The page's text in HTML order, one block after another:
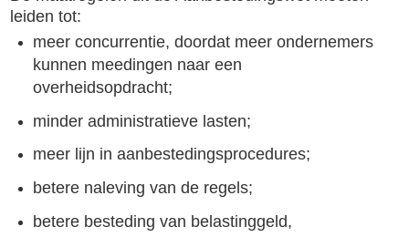
leiden tot:
meer concurrentie, doordat meer ondernemers
kunnen meedingen naar een
overheidsopdracht;
minder administratieve lasten;
meer lijn in aanbestedingsprocedures;
betere naleving van de regels;
betere besteding van belastinggeld,